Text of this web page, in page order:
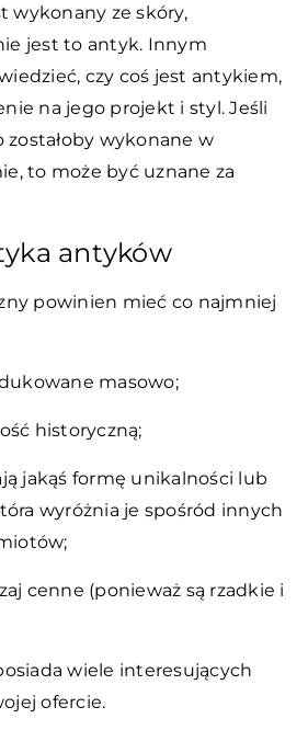
wykonany ze skóry,
jest to antyk. Innym
czy coś jest antykiem,
na jego projekt i styl. Jeśli
zostałoby wykonane w
to może być uznane za
antyków
powinien mieć co najmniej
masowo;
historyczną;
jakąś formę unikalności lub
wyróżnia je spośród innych
cenne (ponieważ są rzadkie i
wiele interesujących
ofercie.